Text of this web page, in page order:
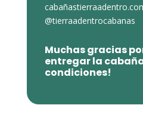
@tierraadentrocabanas
Muchas gracias
entregar la
condiciones!